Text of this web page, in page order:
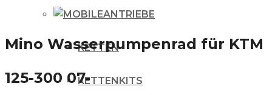
ANTRIEBE
KETTEN
KETTENKITS
Mino Wasserpumpenrad für KTM
125-300 07-